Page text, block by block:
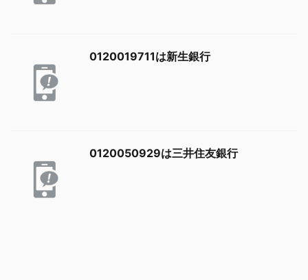
0120019711は新生銀行
0120050929は三井住友銀行